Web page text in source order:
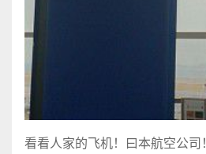
看看人家的飞机！曰本航空公司！